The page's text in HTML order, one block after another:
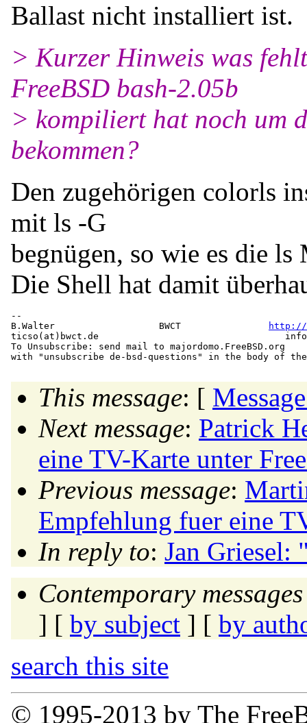
Ballast nicht installiert ist.
> Kurzer Hinweis was
FreeBSD bash-2.05b
> kompiliert hat noch um
bekommen?
Den zugehörigen colorls
mit ls -G
begnügen, so wie es die
Die Shell hat damit
--
B.Walter                   BWCT
http://
ticso(at)bwct. de
To Unsubscribe: send mail to majordomo.FreeBSD.org
This message: [
Next message: Patrick
eine TV-Karte unter
Previous message:
Empfehlung fuer eine
In reply to: Jan Griesel:
Contemporary
] [ by subject ] [ by
search this site
© 1995-2013 by The